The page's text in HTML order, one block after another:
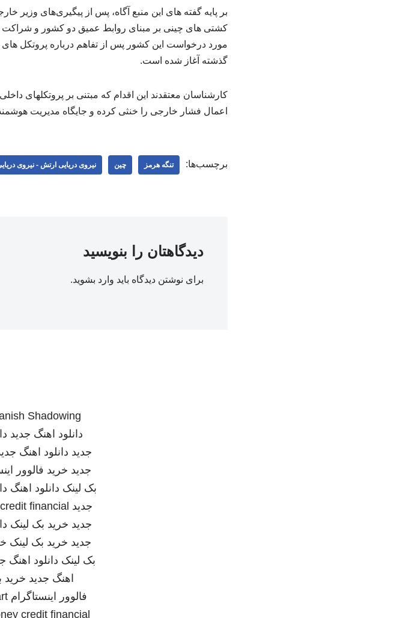
بر پایه گفته های این منبع آگاه، پس از پیگیری‌های وزیر
کشتی های چینی بر مبنای روابط عمیق دو کشور و شراکت
مورد درخواست این کشور پس از تفاهم درباره پروتکل های
گذشته آغاز شده است.
کارشناسان معتقدند این اقدام که مبتنی بر پروتکلهای
اعمال فشار خارجی را خنثی کرده و جایگاه مدیریت
برچسب‌ها: تنگه هرمز چین نیروی دریایی ارتش - نیروی
دیدگاهتان را بنویسید
برای نوشتن دیدگاه باید وارد بشوید.
Shadowing
دانلود اهنگ جدید
جدید دانلود اهنگ
جدید خرید فالوور
بک لینک دانلود اهنگ
جدید financial
جدید خرید بک لینک
جدید خرید بک لینک
بک لینک دانلود اهنگ
اهنگ جدید خرید
فالوور اینستاگرام
credit financial